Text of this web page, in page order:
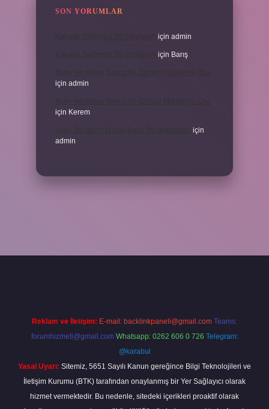
SON YORUMLAR
için admin
için Barış
için admin
için Kerem
için
admin
Reklam ve İletişim: E-mail: backlinkpaneli@gmail.com Teams:
forumhizmeti@gmail.com Whatsapp: 0262 606 0 726 Telegram:
@karabul
Yasal Uyarı: Sitemiz, 5651 Sayılı Kanun gereğince Bilgi Teknolojileri ve
İletişim Kurumu (BTK) tarafından onaylanmış bir Yer Sağlayıcı olarak
hizmet vermektedir. Bu nedenle, sitedeki içerikleri proaktif olarak